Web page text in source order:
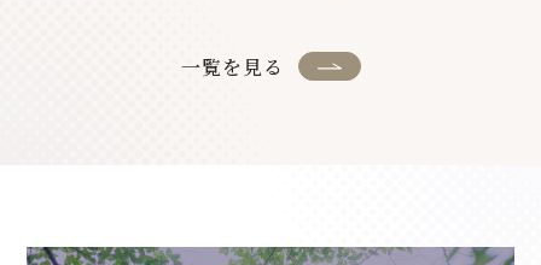
一覧を見る